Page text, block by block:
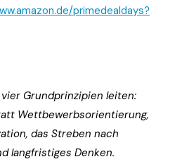
primedealdays?
Grundprinzipien leiten:
Wettbewerbsorientierung,
das Streben nach
langfristiges Denken.